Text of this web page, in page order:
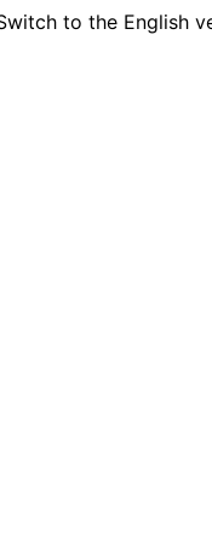
to the English